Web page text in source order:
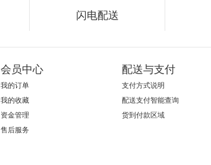
闪电配送
会员中心
我的订单
我的收藏
资金管理
售后服务
配送与支付
支付方式说明
配送支付智能查询
货到付款区域